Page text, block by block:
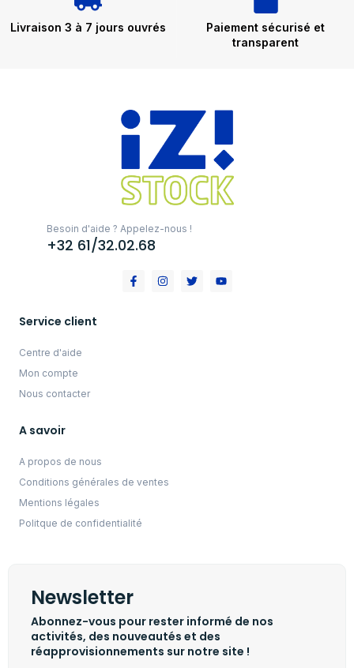
Livraison 3 à 7 jours ouvrés
Paiement sécurisé et
transparent
Besoin d'aide ? Appelez-nous !
+32 61/32.02.68
Service client
Centre d'aide
Mon compte
Nous contacter
A savoir
A propos de nous
Conditions générales de ventes
Mentions légales
Politque de confidentialité
Newsletter
Abonnez-vous pour rester informé de nos
activités, des nouveautés et des
réapprovisionnements sur notre site !